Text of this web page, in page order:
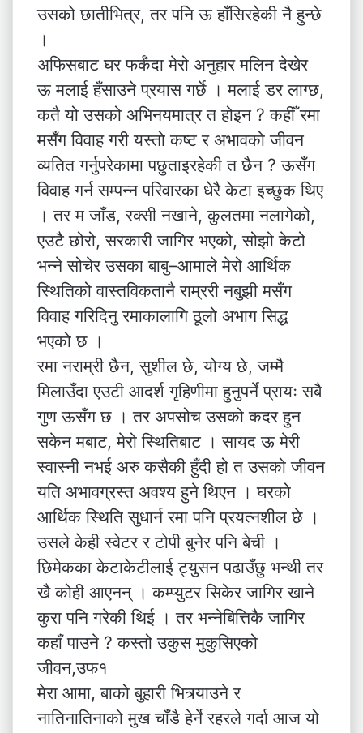
उसको छातीभित्र, तर पनि ऊ हाँसिरहेकी नै हुन्छे
।
अफिसबाट घर फर्कँदा मेरो अनुहार मलिन देखेर
ऊ मलाई हँसाउने प्रयास गर्छे । मलाई डर लाग्छ,
कतै यो उसको अभिनयमात्र त होइन ? कहीँ रमा
मसँग विवाह गरी यस्तो कष्ट र अभावको जीवन
व्यतित गर्नुपरेकामा पछुताइरहेकी त छैन ? ऊसँग
विवाह गर्न सम्पन्न परिवारका धेरै केटा इच्छुक थिए
। तर म जाँड, रक्सी नखाने, कुलतमा नलागेको,
एउटै छोरो, सरकारी जागिर भएको, सोझो केटो
भन्ने सोचेर उसका बाबु–आमाले मेरो आर्थिक
स्थितिको वास्तविकतानै राम्ररी नबुझी मसँग
विवाह गरिदिनु रमाकालागि ठूलो अभाग सिद्ध
भएको छ ।
रमा नराम्री छैन, सुशील छे, योग्य छे, जम्मै
मिलाउँदा एउटी आदर्श गृहिणीमा हुनुपर्ने प्रायः सबै
गुण ऊसँग छ । तर अपसोच उसको कदर हुन
सकेन मबाट, मेरो स्थितिबाट । सायद ऊ मेरी
स्वास्नी नभई अरु कसैकी हुँदी हो त उसको जीवन
यति अभावग्रस्त अवश्य हुने थिएन । घरको
आर्थिक स्थिति सुधार्न रमा पनि प्रयत्नशील छे ।
उसले केही स्वेटर र टोपी बुनेर पनि बेची ।
छिमेकका केटाकेटीलाई ट्युसन पढाउँछु भन्थी तर
खै कोही आएनन् । कम्प्युटर सिकेर जागिर खाने
कुरा पनि गरेकी थिई । तर भन्नेबित्तिकै जागिर
कहाँ पाउने ? कस्तो उकुस मुकुसिएको
जीवन,उफ१
मेरा आमा, बाको बुहारी भित्र्याउने र
नातिनातिनाको मुख चाँडै हेर्ने रहरले गर्दा आज यो